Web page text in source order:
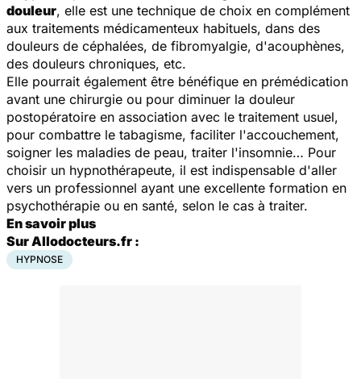
douleur, elle est une technique de choix en complément
aux traitements médicamenteux habituels, dans des
douleurs de céphalées, de fibromyalgie, d'acouphènes,
des douleurs chroniques, etc.
Elle pourrait également être bénéfique en prémédication
avant une chirurgie ou pour diminuer la douleur
postopératoire en association avec le traitement usuel,
pour combattre le tabagisme, faciliter l'accouchement,
soigner les maladies de peau, traiter l'insomnie… Pour
choisir un hypnothérapeute, il est indispensable d'aller
vers un professionnel ayant une excellente formation en
psychothérapie ou en santé, selon le cas à traiter.
En savoir plus
Sur Allodocteurs.fr :
HYPNOSE